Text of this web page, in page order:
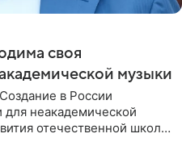
своя
музыки
в России
для неакадемической
отечественной школы